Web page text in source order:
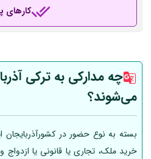
کارهای
چه مدارکی به ترکی
می‌شوند؟
بسته به نوع حضور در کشورآذربایجان
خرید ملک، تجاری یا قانونی یا